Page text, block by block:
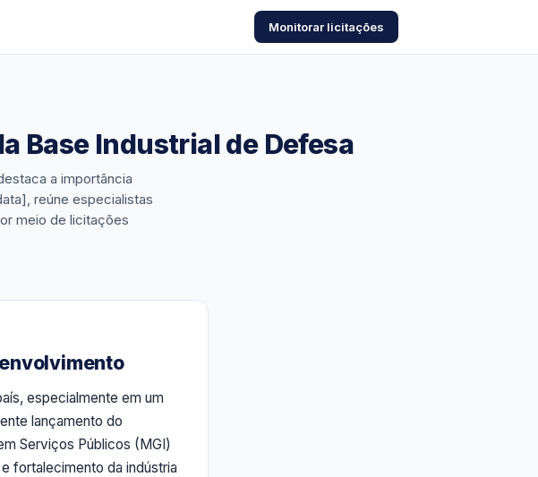
Monitorar licitações
Base Industrial de Defesa
a importância
reúne especialistas
meio de licitações
especialmente em um
lançamento do
Serviços Públicos (MGI)
fortalecimento da indústria